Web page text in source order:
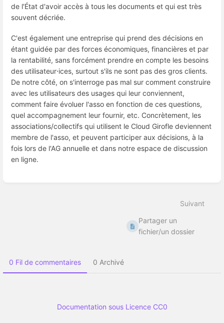
de l'État d'avoir accès à tous les documents et qui est très
souvent décriée.
C'est également une entreprise qui prend des décisions en
étant guidée par des forces économiques, financières et par
la rentabilité, sans forcément prendre en compte les besoins
des utilisateur⋅ices, surtout s'ils ne sont pas des gros clients.
De notre côté, on s'interroge pas mal sur comment construire
avec les utilisateurs des usages qui leur conviennent,
comment faire évoluer l'asso en fonction de ces questions,
quel accompagnement leur fournir, etc. Concrètement, les
associations/collectifs qui utilisent le Cloud Girofle deviennent
membre de l'asso, et peuvent participer aux décisions, à la
fois lors de l'AG annuelle et dans notre espace de discussion
en ligne.
Suivant
Partager un
fichier/un dossier
0 Fil de commentaires 0 Archivé
Documentation sous Licence CC0